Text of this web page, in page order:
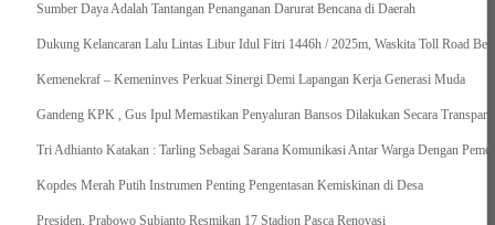
Sumber Daya Adalah Tantangan Penanganan Darurat Bencana di Daerah
Dukung Kelancaran Lalu Lintas Libur Idul Fitri 1446h / 2025m, Waskita Toll Road
Kemenekraf – Kemeninves Perkuat Sinergi Demi Lapangan Kerja Generasi Muda
Gandeng KPK , Gus Ipul Memastikan Penyaluran Bansos Dilakukan Secara Transparan
Tri Adhianto Katakan : Tarling Sebagai Sarana Komunikasi Antar Warga Dengan
Kopdes Merah Putih Instrumen Penting Pengentasan Kemiskinan di Desa
Presiden, Prabowo Subianto Resmikan 17 Stadion Pasca Renovasi